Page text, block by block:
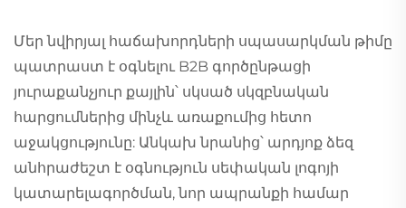
Մեր նվիրյալ հաճախորդների սպասարկման թիմը
պատրաստ է օգնելու B2B գործընթացի
յուրաքանչյուր քայլին՝ սկսած սկզբնական
հարցումներից մինչև առաքումից հետո
աջակցությունը: Անկախ նրանից՝ արդյոք ձեզ
անհրաժեշտ է օգնություն սեփական լոգոյի
կատարելագործման, նոր ապրանքի համար